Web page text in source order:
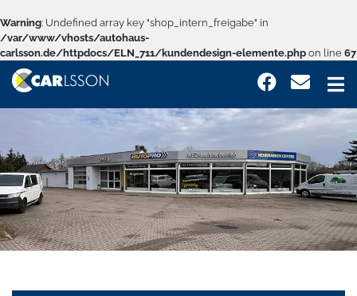
Warning: Undefined array key "shop_intern_freigabe" in
/var/www/vhosts/autohaus-
carlsson.de/httpdocs/ELN_711/kundendesign-elemente.php on line 67